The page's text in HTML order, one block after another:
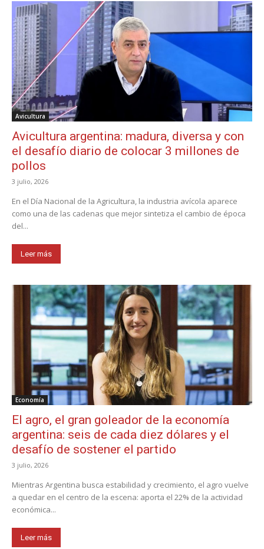
Avicultura
Avicultura argentina: madura, diversa y con
el desafío diario de colocar 3 millones de
pollos
3 julio, 2026
En el Día Nacional de la Agricultura, la industria avícola aparece
como una de las cadenas que mejor sintetiza el cambio de época
del...
Leer más
Economía
El agro, el gran goleador de la economía
argentina: seis de cada diez dólares y el
desafío de sostener el partido
3 julio, 2026
Mientras Argentina busca estabilidad y crecimiento, el agro vuelve
a quedar en el centro de la escena: aporta el 22% de la actividad
económica...
Leer más